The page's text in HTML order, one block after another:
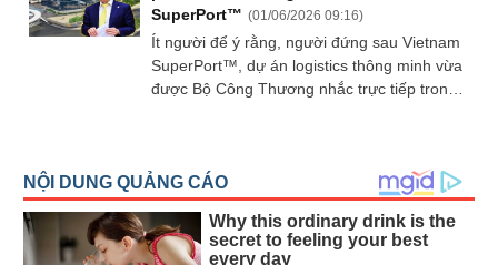
SuperPort™ (01/06/2026 09:16)
Ít người để ý rằng, người đứng sau Vietnam
SuperPort™, dự án logistics thông minh vừa
được Bộ Công Thương nhắc trực tiếp trong
đang từng bước đưa T&T Group hiện diện
trong những cấu phần có giá trị gia tăng cao
hơn của chuỗi cung ứng hiện đại: logistics
số, AI, tự động hóa và hạ tầng vận hành